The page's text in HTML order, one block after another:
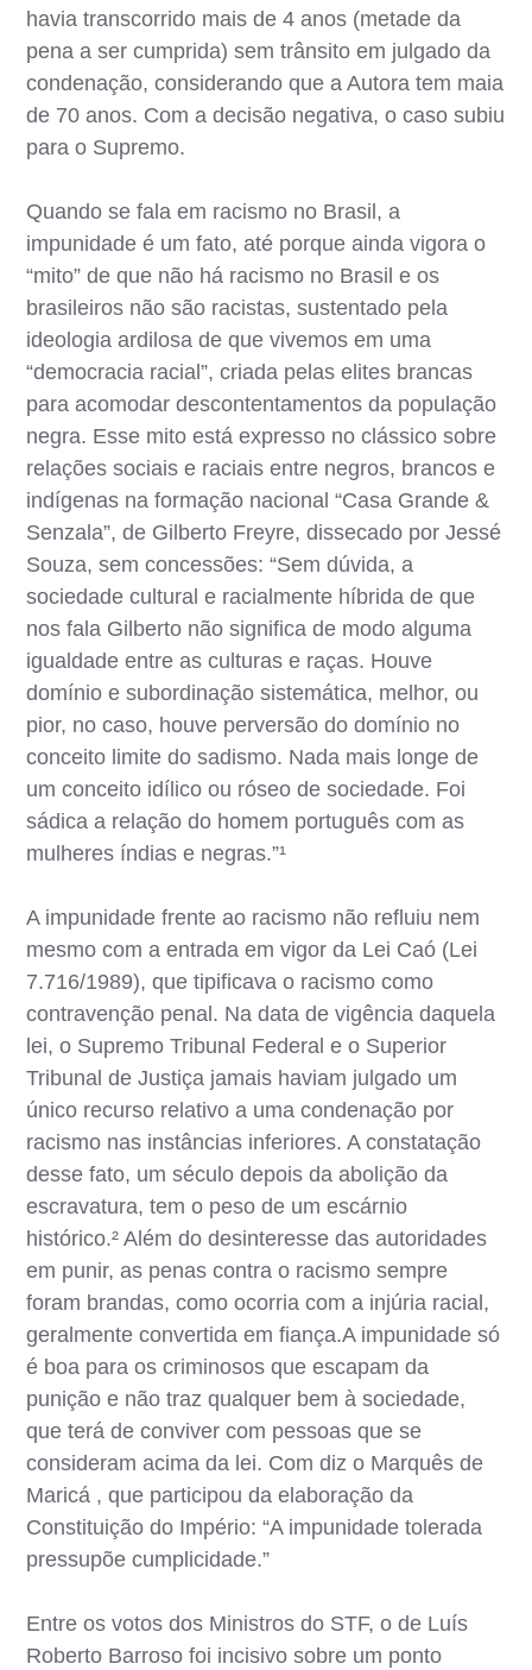
havia transcorrido mais de 4 anos (metade da
pena a ser cumprida) sem trânsito em julgado da
condenação, considerando que a Autora tem maia
de 70 anos. Com a decisão negativa, o caso subiu
para o Supremo.
Quando se fala em racismo no Brasil, a
impunidade é um fato, até porque ainda vigora o
“mito” de que não há racismo no Brasil e os
brasileiros não são racistas, sustentado pela
ideologia ardilosa de que vivemos em uma
“democracia racial”, criada pelas elites brancas
para acomodar descontentamentos da população
negra. Esse mito está expresso no clássico sobre
relações sociais e raciais entre negros, brancos e
indígenas na formação nacional “Casa Grande &
Senzala”, de Gilberto Freyre, dissecado por Jessé
Souza, sem concessões: “Sem dúvida, a
sociedade cultural e racialmente híbrida de que
nos fala Gilberto não significa de modo alguma
igualdade entre as culturas e raças. Houve
domínio e subordinação sistemática, melhor, ou
pior, no caso, houve perversão do domínio no
conceito limite do sadismo. Nada mais longe de
um conceito idílico ou róseo de sociedade. Foi
sádica a relação do homem português com as
mulheres índias e negras.”¹
A impunidade frente ao racismo não refluiu nem
mesmo com a entrada em vigor da Lei Caó (Lei
7.716/1989), que tipificava o racismo como
contravenção penal. Na data de vigência daquela
lei, o Supremo Tribunal Federal e o Superior
Tribunal de Justiça jamais haviam julgado um
único recurso relativo a uma condenação por
racismo nas instâncias inferiores. A constatação
desse fato, um século depois da abolição da
escravatura, tem o peso de um escárnio
histórico.² Além do desinteresse das autoridades
em punir, as penas contra o racismo sempre
foram brandas, como ocorria com a injúria racial,
geralmente convertida em fiança.A impunidade só
é boa para os criminosos que escapam da
punição e não traz qualquer bem à sociedade,
que terá de conviver com pessoas que se
consideram acima da lei. Com diz o Marquês de
Maricá , que participou da elaboração da
Constituição do Império: “A impunidade tolerada
pressupõe cumplicidade.”
Entre os votos dos Ministros do STF, o de Luís
Roberto Barroso foi incisivo sobre um ponto